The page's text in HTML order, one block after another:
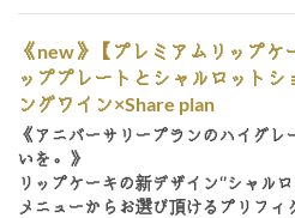
《new》【プレミアムリップケ
ッププレートとシャルロットシ
ングワイン×Share plan
《アニバーサリープランのハイグ
いを。》
リップケーキの新デザイン‘’シャル
メニューからお選び頂けるプリフィ